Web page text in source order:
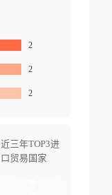
2
2
2
近三年TOP3进
口贸易国家